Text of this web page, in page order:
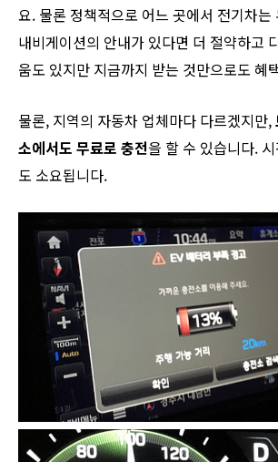
요. 물론 정책적으로 어느 곳에서 전기차
내비게이션의 안내가 있다면 더 절약하고
움도 있지만 지금까지 받는 것만으로도 혜
물론, 지역의 자동차 업체마다 다르겠지만,
소에서도 무료로 충전을 할 수 있습니다.
도 소요됩니다.